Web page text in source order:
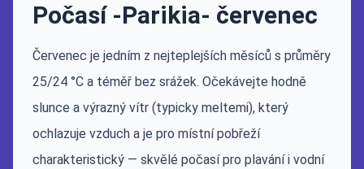
Počasí -Parikia- červenec
Červenec je jedním z nejteplejších měsíců s průměry
25/24 °C a téměř bez srážek. Očekávejte hodně
slunce a výrazný vítr (typicky meltemi), který
ochlazuje vzduch a je pro místní pobřeží
charakteristický — skvělé počasí pro plavání i vodní